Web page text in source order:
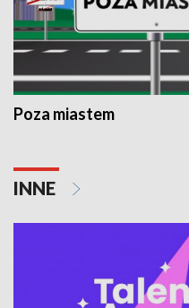
Poza miastem
INNE